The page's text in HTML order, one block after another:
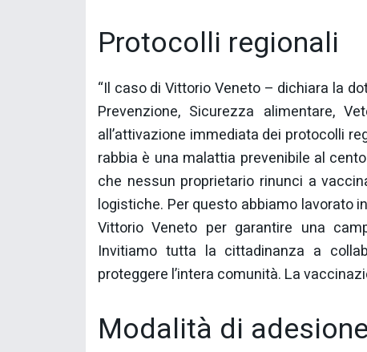
Protocolli regionali
“Il caso di Vittorio Veneto – dichiara la
Prevenzione, Sicurezza alimentare,
all’attivazione immediata dei protocolli
rabbia è una malattia prevenibile al
che nessun proprietario rinunci a
logistiche. Per questo abbiamo lavorato
Vittorio Veneto per garantire una
Invitiamo tutta la cittadinanza a
proteggere l’intera comunità. La
Modalità di adesione